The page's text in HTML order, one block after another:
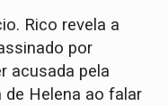
Rico revela a
por
acusada pela
de Helena ao falar